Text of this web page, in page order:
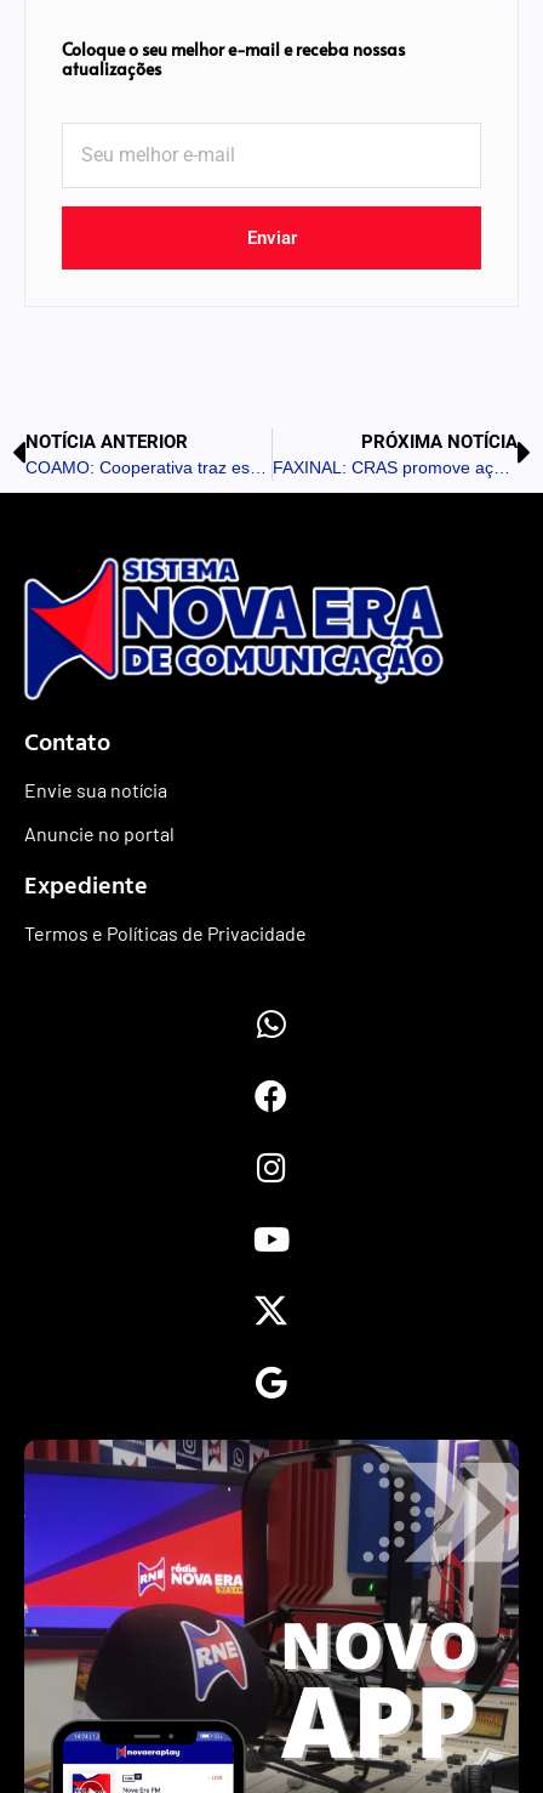
Coloque o seu melhor e-mail e receba nossas
atualizações
Enviar
NOTÍCIA ANTERIOR PRÓXIMA NOTÍCIA
FAXINAL: CRAS promove ação especial para mães e crianças em alusão ao Maio Laranja
Contato
Envie sua notícia
Anuncie no portal
Expediente
Termos e Políticas de Privacidade